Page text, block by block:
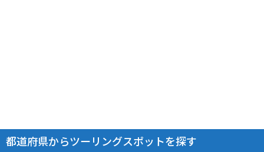
都道府県からツーリングスポットを探す